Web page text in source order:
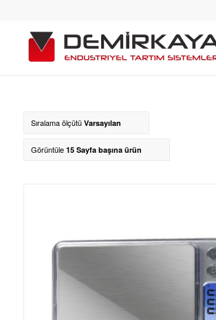
Sıralama ölçütü Varsayılan
Görüntüle 15 Sayfa başına ürün